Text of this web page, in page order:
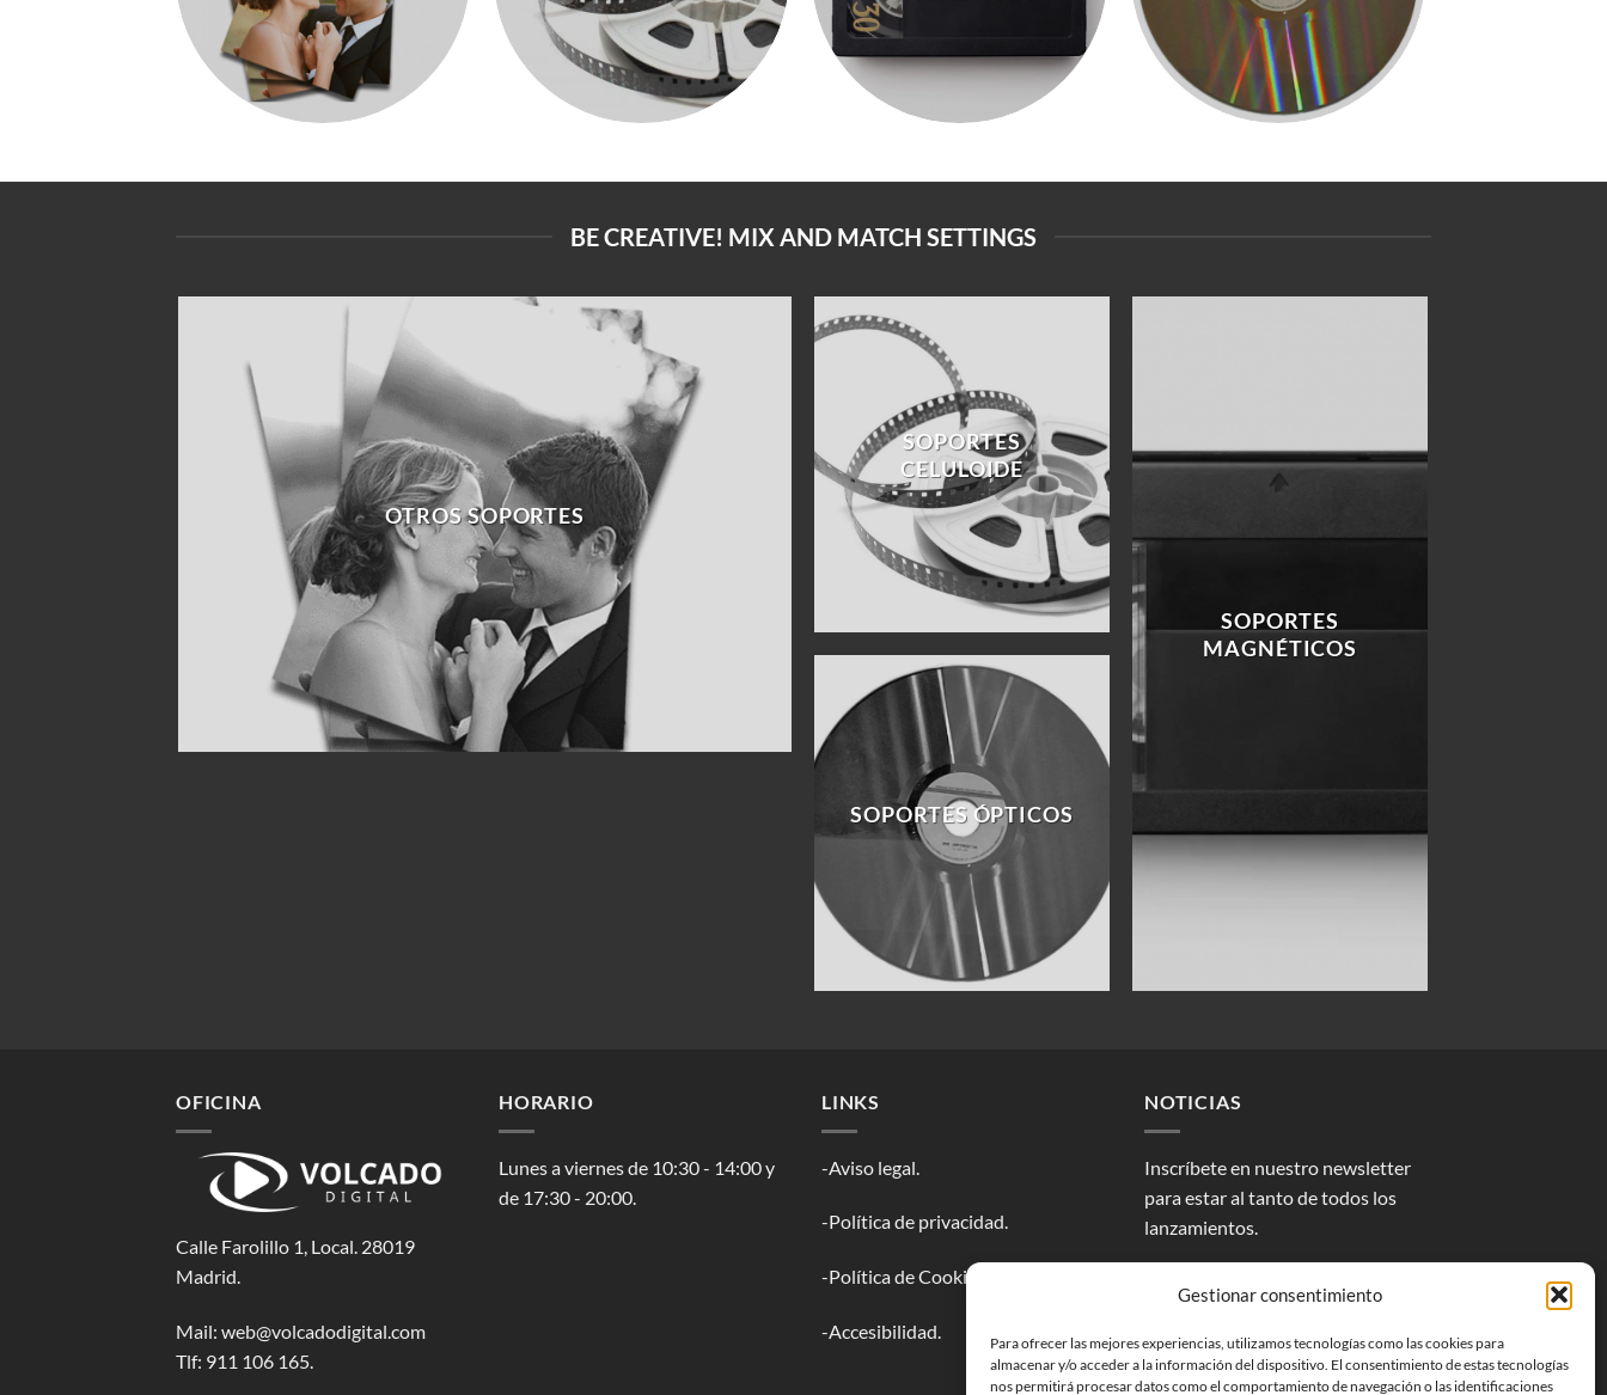
Gestionar consentimiento
Para ofrecer las mejores experiencias, utilizamos tecnologías como las cookies para
almacenar y/o acceder a la información del dispositivo. El consentimiento de estas tecnologías
nos permitirá procesar datos como el comportamiento de navegación o las identificaciones
BE CREATIVE! MIX AND MATCH SETTINGS
OTROS SOPORTES
SOPORTES
CELULOIDE
SOPORTES
MAGNÉTICOS
SOPORTES ÓPTICOS
OFICINA
Calle Farolillo 1, Local. 28019
Madrid.
Mail: web@volcadodigital.com
Tlf: ‭911 106 165‬.
HORARIO
Lunes a viernes de 10:30 - 14:00 y
de 17:30 - 20:00.
LINKS
-Aviso legal.
-Política de privacidad.
-Política de Cookies.
-Accesibilidad.
NOTICIAS
Inscríbete en nuestro newsletter
para estar al tanto de todos los
lanzamientos.